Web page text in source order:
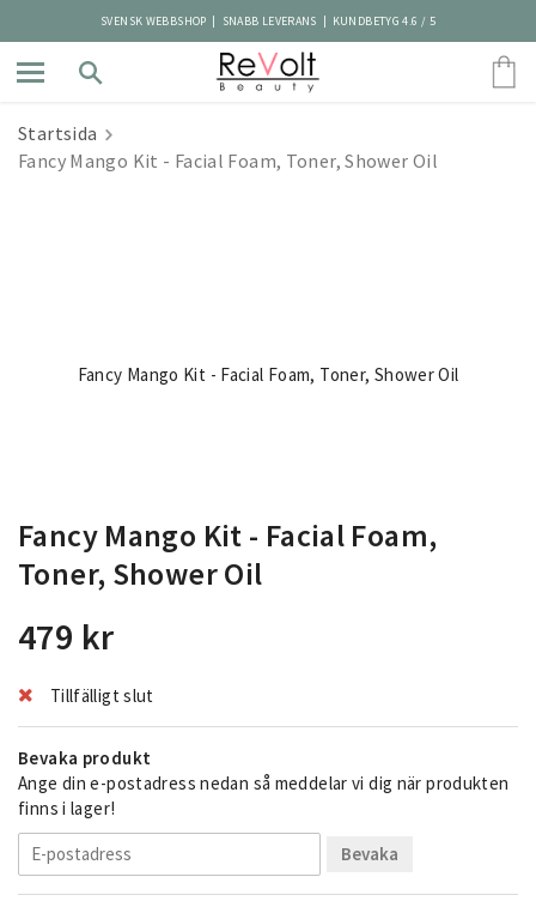
SVENSK WEBBSHOP | SNABB LEVERANS | KUNDBETYG 4.6 / 5
Startsida
Fancy Mango Kit - Facial Foam, Toner, Shower Oil
Fancy Mango Kit - Facial Foam, Toner, Shower Oil
Fancy Mango Kit - Facial Foam,
Toner, Shower Oil
479 kr
Tillfälligt slut
Bevaka produkt
Ange din e-postadress nedan så meddelar vi dig när produkten
finns i lager!
Bevaka